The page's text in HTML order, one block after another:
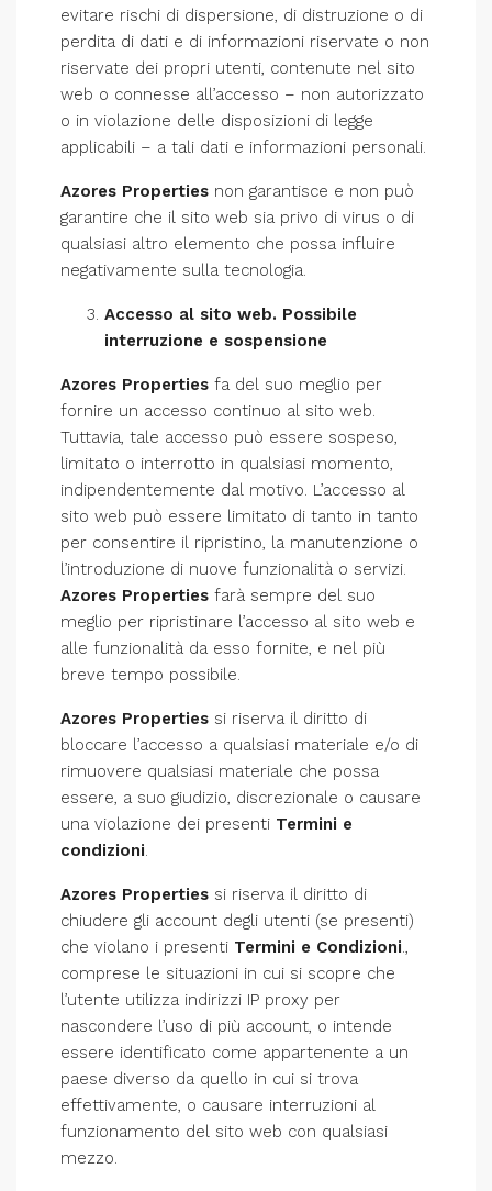
evitare rischi di dispersione, di distruzione o di
perdita di dati e di informazioni riservate o non
riservate dei propri utenti, contenute nel sito
web o connesse all’accesso – non autorizzato
o in violazione delle disposizioni di legge
applicabili – a tali dati e informazioni personali.
Azores Properties non garantisce e non può
garantire che il sito web sia privo di virus o di
qualsiasi altro elemento che possa influire
negativamente sulla tecnologia.
Accesso al sito web. Possibile
interruzione e sospensione
Azores Properties fa del suo meglio per
fornire un accesso continuo al sito web.
Tuttavia, tale accesso può essere sospeso,
limitato o interrotto in qualsiasi momento,
indipendentemente dal motivo. L’accesso al
sito web può essere limitato di tanto in tanto
per consentire il ripristino, la manutenzione o
l’introduzione di nuove funzionalità o servizi.
Azores Properties farà sempre del suo
meglio per ripristinare l’accesso al sito web e
alle funzionalità da esso fornite, e nel più
breve tempo possibile.
Azores Properties si riserva il diritto di
bloccare l’accesso a qualsiasi materiale e/o di
rimuovere qualsiasi materiale che possa
essere, a suo giudizio, discrezionale o causare
una violazione dei presenti Termini e
condizioni.
Azores Properties si riserva il diritto di
chiudere gli account degli utenti (se presenti)
che violano i presenti Termini e Condizioni.,
comprese le situazioni in cui si scopre che
l’utente utilizza indirizzi IP proxy per
nascondere l’uso di più account, o intende
essere identificato come appartenente a un
paese diverso da quello in cui si trova
effettivamente, o causare interruzioni al
funzionamento del sito web con qualsiasi
mezzo.